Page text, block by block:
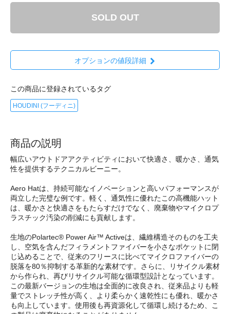
SOLD OUT
オプションの値段詳細
この商品に登録されているタグ
HOUDINI (フーディニ)
商品の説明
幅広いアウトドアアクティビティにおいて快適さ、暖かさ、通気
性を提供するテクニカルビーニー。
Aero Hatは、持続可能なイノベーションと高いパフォーマンスが
両立した完璧な例です。軽く、通気性に優れたこの高機能ハット
は、暖かさと快適さをもたらすだけでなく、廃棄物やマイクロプ
ラスチック汚染の削減にも貢献します。
生地のPolartec® Power Air™ Activeは、繊維構造そのものを工夫
し、空気を含んだフィラメントファイバーを小さなポケットに閉
じ込めることで、従来のフリースに比べてマイクロファイバーの
脱落を80％抑制する革新的な素材です。さらに、リサイクル素材
から作られ、再びリサイクル可能な循環型設計となっています。
この最新バージョンの生地は全面的に改良され、従来品よりも軽
量でストレッチ性が高く、より柔らかく速乾性にも優れ、暖かさ
も向上しています。使用後も再資源化して循環し続けるため、こ